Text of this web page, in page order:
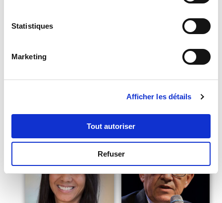
Statistiques
Marketing
Afficher les détails
Tout autoriser
Refuser
Ex-Directeur Futur du Travail
Chercheur, Membre du GIEC,
géopolitique de
l’environnement